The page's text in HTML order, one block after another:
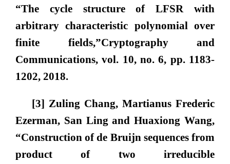
“The cycle structure of LFSR with
arbitrary characteristic polynomial over
finite fields,”Cryptography and
Communications, vol. 10, no. 6, pp. 1183-
1202, 2018.
[3] Zuling Chang, Martianus Frederic
Ezerman, San Ling and Huaxiong Wang,
“Construction of de Bruijn sequences from
product of two irreducible